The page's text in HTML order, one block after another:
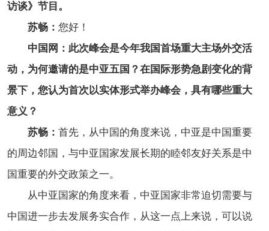
访谈》节目。
苏畅： 您好！
中国网：此次峰会是今年我国首场重大主场外交活
动，为何邀请的是中亚五国？在国际形势急剧变化的背
景下，您认为首次以实体形式举办峰会，具有哪些重大
意义？
苏畅： 首先，从中国的角度来说，中亚是中国重要
的周边邻国，与中亚国家发展长期的睦邻友好关系是中
国重要的外交政策之一。
从中亚国家的角度来看，中亚国家非常迫切需要与
中国进一步去发展务实合作，从这一点上来说，可以说